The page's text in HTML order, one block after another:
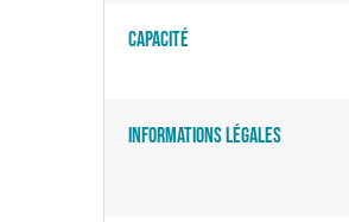
Capacité
Informations légales